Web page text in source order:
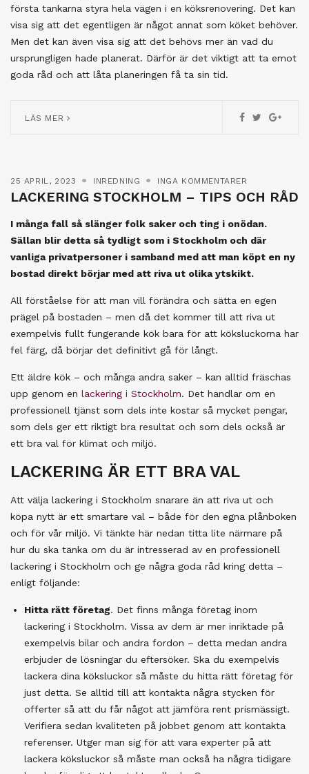
första tankarna styra hela vägen i en köksrenovering. Det kan
visa sig att det egentligen är något annat som köket behöver.
Men det kan även visa sig att det behövs mer än vad du
ursprungligen hade planerat. Därför är det viktigt att ta emot
goda råd och att låta planeringen få ta sin tid.
LÄS MER
25 APRIL, 2023 INREDNING INGA KOMMENTARER
LACKERING STOCKHOLM – TIPS OCH RÅD
I många fall så slänger folk saker och ting i onödan.
Sällan blir detta så tydligt som i Stockholm och där
vanliga privatpersoner i samband med att man köpt en ny
bostad direkt börjar med att riva ut olika ytskikt.
All förståelse för att man vill förändra och sätta en egen
prägel på bostaden – men då det kommer till att riva ut
exempelvis fullt fungerande kök bara för att köksluckorna har
fel färg, då börjar det definitivt gå för långt.
Ett äldre kök – och många andra saker – kan alltid fräschas
upp genom en lackering i Stockholm. Det handlar om en
professionell tjänst som dels inte kostar så mycket pengar,
som dels ger ett riktigt bra resultat och som dels också är
ett bra val för klimat och miljö.
LACKERING ÄR ETT BRA VAL
Att välja lackering i Stockholm snarare än att riva ut och
köpa nytt är ett smartare val – både för den egna plånboken
och för vår miljö. Vi tänkte här nedan titta lite närmare på
hur du ska tänka om du är intresserad av en professionell
lackering i Stockholm och ge några goda råd kring detta –
enligt följande:
Hitta rätt företag. Det finns många företag inom
lackering i Stockholm. Vissa av dem är mer inriktade på
exempelvis bilar och andra fordon – detta medan andra
erbjuder de lösningar du eftersöker. Ska du exempelvis
lackera dina köksluckor så måste du hitta rätt företag för
just detta. Se alltid till att kontakta några stycken för
offerter så att du får något att jämföra rent prismässigt.
Verifiera sedan kvaliteten på jobbet genom att kontakta
referenser. Utger man sig för att vara experter på att
lackera köksluckor så måste man också ha några tidigare